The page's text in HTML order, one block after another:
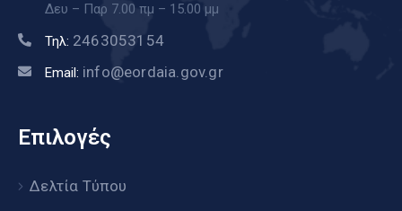
Δευ – Παρ 7.00 πμ – 15.00 μμ
Τηλ: 2463053154
Email: info@eordaia.gov.gr
Επιλογές
Δελτία Τύπου